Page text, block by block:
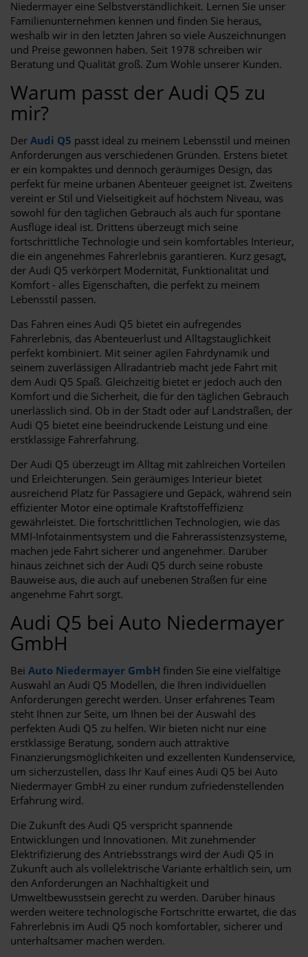
Niedermayer eine Selbstverständlichkeit. Lernen Sie unser
Familienunternehmen kennen und finden Sie heraus,
weshalb wir in den letzten Jahren so viele Auszeichnungen
und Preise gewonnen haben. Seit 1978 schreiben wir
Beratung und Qualität groß. Zum Wohle unserer Kunden.
Warum passt der Audi Q5 zu
mir?
Der Audi Q5 passt ideal zu meinem Lebensstil und meinen
Anforderungen aus verschiedenen Gründen. Erstens bietet
er ein kompaktes und dennoch geräumiges Design, das
perfekt für meine urbanen Abenteuer geeignet ist. Zweitens
vereint er Stil und Vielseitigkeit auf höchstem Niveau, was
sowohl für den täglichen Gebrauch als auch für spontane
Ausflüge ideal ist. Drittens überzeugt mich seine
fortschrittliche Technologie und sein komfortables Interieur,
die ein angenehmes Fahrerlebnis garantieren. Kurz gesagt,
der Audi Q5 verkörpert Modernität, Funktionalität und
Komfort - alles Eigenschaften, die perfekt zu meinem
Lebensstil passen.
Das Fahren eines Audi Q5 bietet ein aufregendes
Fahrerlebnis, das Abenteuerlust und Alltagstauglichkeit
perfekt kombiniert. Mit seiner agilen Fahrdynamik und
seinem zuverlässigen Allradantrieb macht jede Fahrt mit
dem Audi Q5 Spaß. Gleichzeitig bietet er jedoch auch den
Komfort und die Sicherheit, die für den täglichen Gebrauch
unerlässlich sind. Ob in der Stadt oder auf Landstraßen, der
Audi Q5 bietet eine beeindruckende Leistung und eine
erstklassige Fahrerfahrung.
Der Audi Q5 überzeugt im Alltag mit zahlreichen Vorteilen
und Erleichterungen. Sein geräumiges Interieur bietet
ausreichend Platz für Passagiere und Gepäck, während sein
effizienter Motor eine optimale Kraftstoffeffizienz
gewährleistet. Die fortschrittlichen Technologien, wie das
MMI-Infotainmentsystem und die Fahrerassistenzsysteme,
machen jede Fahrt sicherer und angenehmer. Darüber
hinaus zeichnet sich der Audi Q5 durch seine robuste
Bauweise aus, die auch auf unebenen Straßen für eine
angenehme Fahrt sorgt.
Audi Q5 bei Auto Niedermayer
GmbH
Bei Auto Niedermayer GmbH finden Sie eine vielfältige
Auswahl an Audi Q5 Modellen, die Ihren individuellen
Anforderungen gerecht werden. Unser erfahrenes Team
steht Ihnen zur Seite, um Ihnen bei der Auswahl des
perfekten Audi Q5 zu helfen. Wir bieten nicht nur eine
erstklassige Beratung, sondern auch attraktive
Finanzierungsmöglichkeiten und exzellenten Kundenservice,
um sicherzustellen, dass Ihr Kauf eines Audi Q5 bei Auto
Niedermayer GmbH zu einer rundum zufriedenstellenden
Erfahrung wird.
Die Zukunft des Audi Q5 verspricht spannende
Entwicklungen und Innovationen. Mit zunehmender
Elektrifizierung des Antriebsstrangs wird der Audi Q5 in
Zukunft auch als vollelektrische Variante erhältlich sein, um
den Anforderungen an Nachhaltigkeit und
Umweltbewusstsein gerecht zu werden. Darüber hinaus
werden weitere technologische Fortschritte erwartet, die das
Fahrerlebnis im Audi Q5 noch komfortabler, sicherer und
unterhaltsamer machen werden.